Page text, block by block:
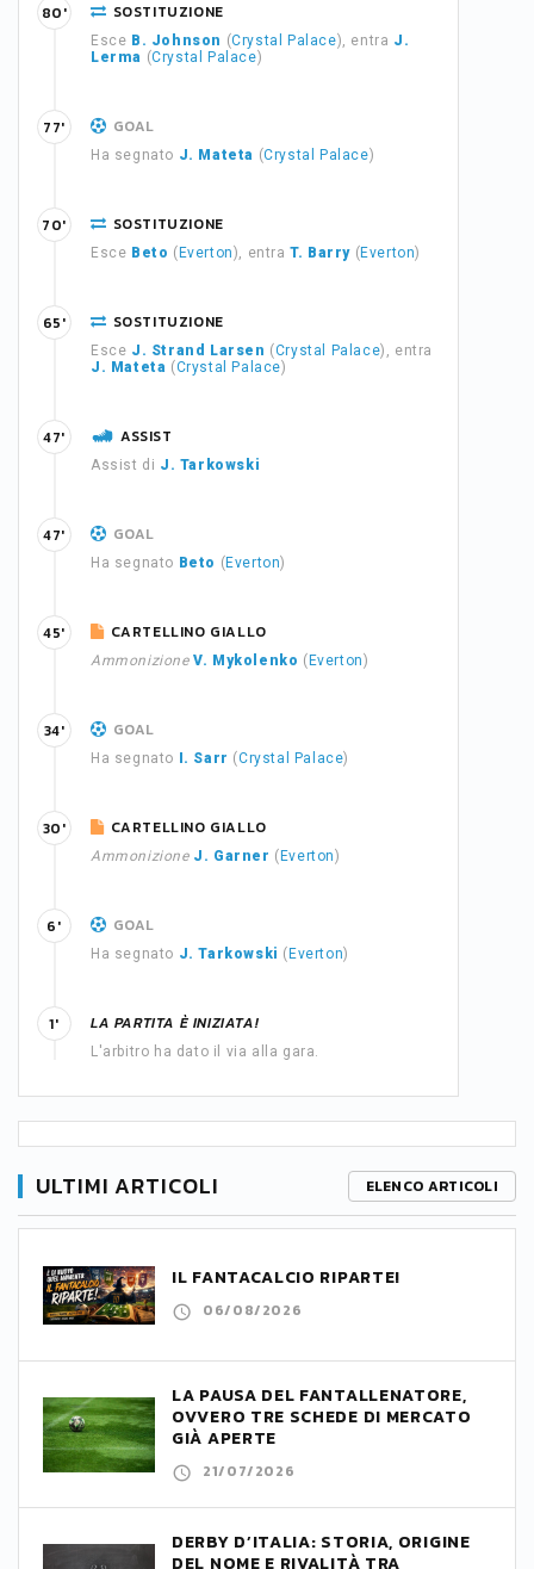
SOSTITUZIONE
Esce B. Johnson (Crystal Palace), entra J.
Lerma (Crystal Palace)
80'
GOAL
Ha segnato J. Mateta (Crystal Palace)
77'
SOSTITUZIONE
Esce Beto ( Everton), entraT. Barry ( Everton)
70'
SOSTITUZIONE
Esce J. Strand Larsen (Crystal Palace), entra
J. Mateta (Crystal Palace)
65'
ASSIST
Assist di J. Tarkowski
47'
GOAL
Ha segnato Beto ( Everton)
47'
CARTELLINO GIALLO
Ammonizione V. Mykolenko ( Everton)
45'
GOAL
Ha segnato I. Sarr (Crystal Palace)
34'
CARTELLINO GIALLO
Ammonizione J. Garner ( Everton)
30'
GOAL
Ha segnato J. Tarkowski ( Everton)
6'
LA PARTITA È INIZIATA!
L'arbitro ha dato il via alla gara.
1'
ULTIMI ARTICOLI ELENCO ARTICOLI
IL FANTACALCIO RIPARTE!
06/08/2026
LA PAUSA DEL FANTALLENATORE,
OVVERO TRE SCHEDE DI MERCATO
GIÀ APERTE
21/07/2026
DERBY D’ITALIA: STORIA, ORIGINE
DEL NOME E RIVALITÀ TRA